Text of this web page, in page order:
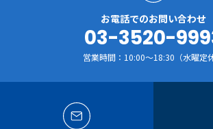
お電話でのお問い合わせ
03-3520-
営業時間：10:00～18:30（水曜定休